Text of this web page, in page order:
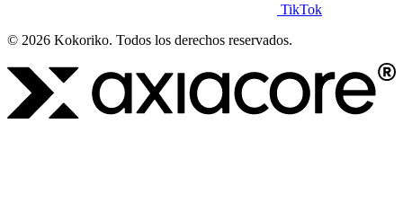
TikTok
© 2026 Kokoriko. Todos los derechos reservados.